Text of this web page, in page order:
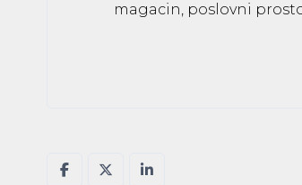
magacin, poslovni